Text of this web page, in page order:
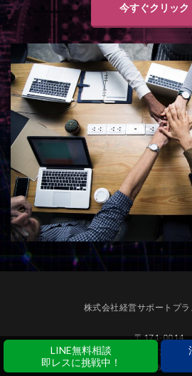
今すぐクリック
株式会社経営サポートプ
〒171-0014
東京都豊島区池袋二丁目47番5号
TEL：03-6914-
LINE無料相談
即レスに挑戦中！